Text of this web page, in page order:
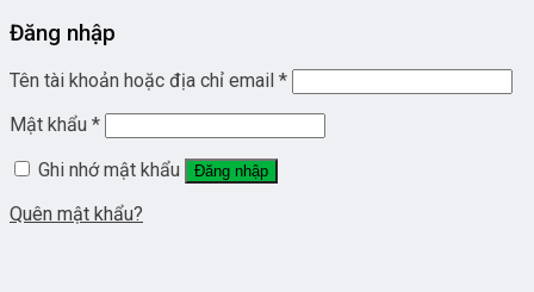
Đăng nhập
Tên tài khoản hoặc địa chỉ email *
Mật khẩu *
Ghi nhớ mật khẩu
Đăng nhập
Quên mật khẩu?